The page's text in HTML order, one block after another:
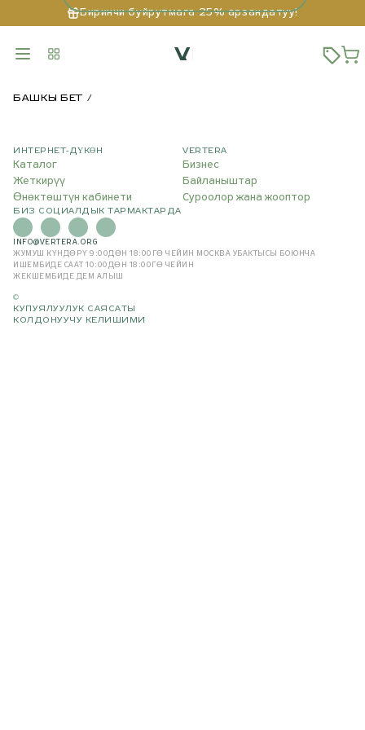
Биринчи буйрутмага 25% арзандатуу!
БАШКЫ БЕТ
ИНТЕРНЕТ-ДҮКӨН
Каталог
Жеткирүү
Өнөктөштүн кабинети
VERTERA
Бизнес
Байланыштар
Суроолор жана жооптор
БИЗ СОЦИАЛДЫК ТАРМАКТАРДА
INFO@VERTERA.ORG
ЖУМУШ КҮНДӨРҮ 9:00ДӨН 18:00ГӨ ЧЕЙИН
МОСКВА УБАКТЫСЫ БОЮНЧА
ИШЕМБИДЕ СААТ 10:00ДӨН 18:00ГӨ ЧЕЙИН
ЖЕКШЕМБИДЕ ДЕМ АЛЫШ
©
КУПУЯЛУУЛУК САЯСАТЫ
КОЛДОНУУЧУ КЕЛИШИМИ